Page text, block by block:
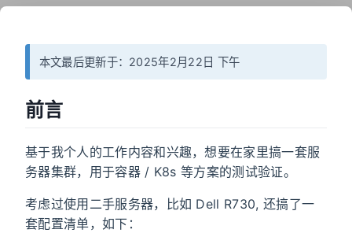
本文最后更新于：2025年2月22日 下午
前言
基于我个人的工作内容和兴趣，想要在家里搞一套服
务器集群，用于容器 / K8s 等方案的测试验证。
考虑过使用二手服务器，比如 Dell R730, 还搞了一
套配置清单，如下：